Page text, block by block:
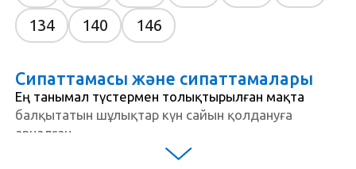
134
140 146
Сипаттамасы және сипаттамалары
Ең танымал түстермен толықтырылған мақта
балқытатын шұлықтар күн сайын қолдануға
арналған.